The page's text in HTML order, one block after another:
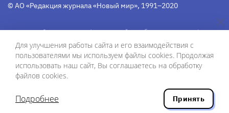
© АО «Редакция журнала «Новый мир», 1991–2020
Свидетельство Федеральной службы по надзору в сфере
коммуникаций средства массовой информации
(Роскомнадзор)ПИ № Фс 77-75754 от 13 июня 2019 г.
Разработка сайта — ООО «Инфодизайн»
Для улучшения работы сайта и его взаимодействия с
пользователями мы используем файлы cookies. Продолжая
использовать наш сайт, Вы соглашаетесь на обработку
файлов cookies.
Подробнее Принять